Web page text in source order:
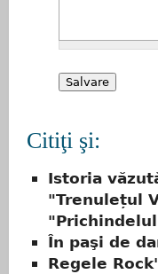
Citiţi şi:
Istoria
"Trenulețul
În paşi de
Regele